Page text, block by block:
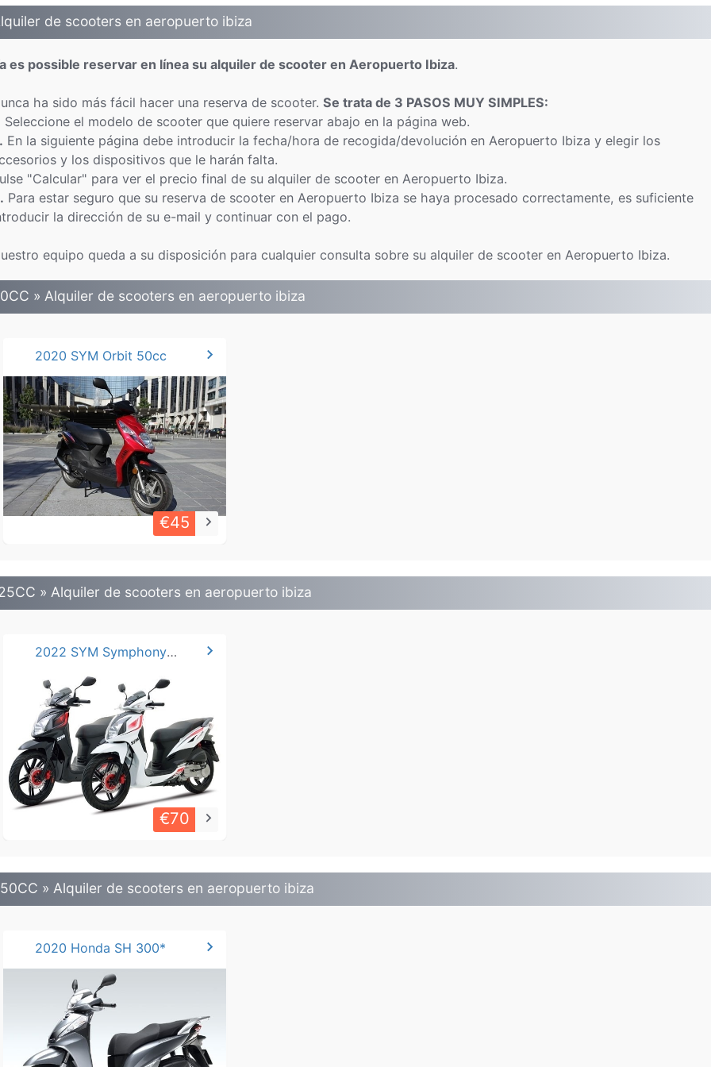
de scooters en aeropuerto ibiza
es possible reservar en línea su alquiler de scooter en Aeropuerto Ibiza.
ha sido más fácil hacer una reserva de scooter. Se trata de 3 PASOS MUY SIMPLES:
Seleccione el modelo de scooter que quiere reservar abajo en la página web.
En la siguiente página debe introducir la fecha/hora de recogida/devolución en Aeropuerto Ibiza y elegir los
y los dispositivos que le harán falta.
"Calcular" para ver el precio final de su alquiler de scooter en Aeropuerto Ibiza.
Para estar seguro que su reserva de scooter en Aeropuerto Ibiza se haya procesado correctamente, es suficiente
la dirección de su e-mail y continuar con el pago.
equipo queda a su disposición para cualquier consulta sobre su alquiler de scooter en Aeropuerto Ibiza.
» Alquiler de scooters en aeropuerto ibiza
2020 SYM Orbit 50cc chevron_right
€45 keyboard_arrow_right
» Alquiler de scooters en aeropuerto ibiza
2022 SYM Symphony 125cc* chevron_right
€70 keyboard_arrow_right
» Alquiler de scooters en aeropuerto ibiza
2020 Honda SH 300* chevron_right